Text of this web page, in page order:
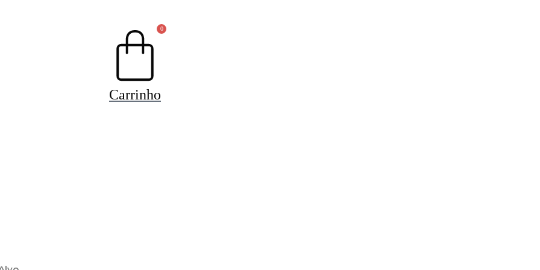
0
Carrinho